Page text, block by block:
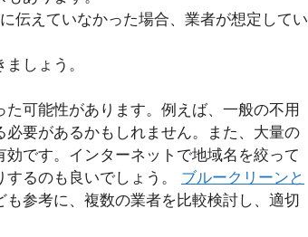
伝えていなかった場合、業者が想定してい
しょう。
可能性があります。例えば、一般の不用
要があるかもしれません。また、大量の
です。インターネットで地域名を絞って
るのも良いでしょう。 ブルークリーンと
も参考に、複数の業者を比較検討し、適切